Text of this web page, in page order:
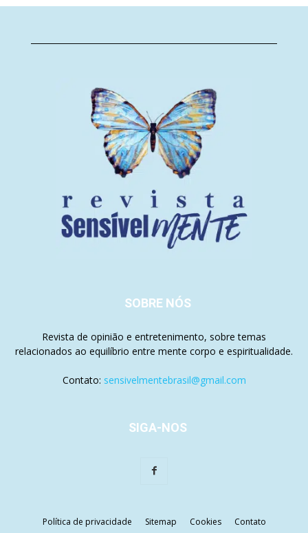
SOBRE NÓS
Revista de opinião e entretenimento, sobre temas
relacionados ao equilíbrio entre mente corpo e espiritualidade.
Contato: sensivelmentebrasil@gmail.com
SIGA-NOS
Política de privacidade Sitemap Cookies Contato